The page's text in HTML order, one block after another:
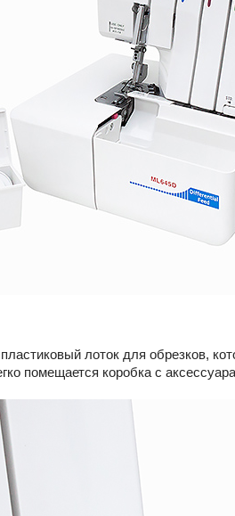
лоток для обрезков,
помещается коробка с